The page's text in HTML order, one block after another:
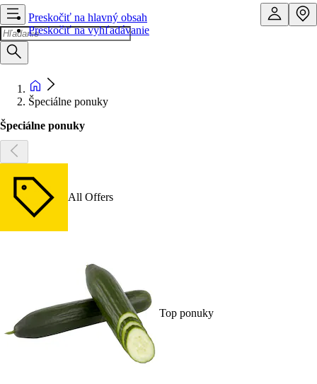
Preskočiť na hlavný obsah
Preskočiť na vyhľadávanie
Špeciálne ponuky
Špeciálne ponuky
All Offers
Top ponuky